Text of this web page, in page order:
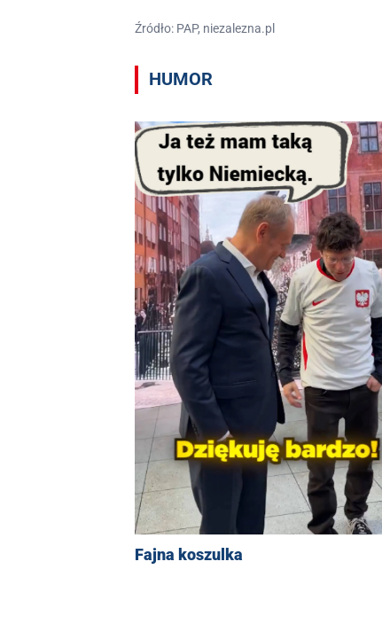
Źródło: PAP, niezalezna.pl
HUMOR
Fajna koszulka